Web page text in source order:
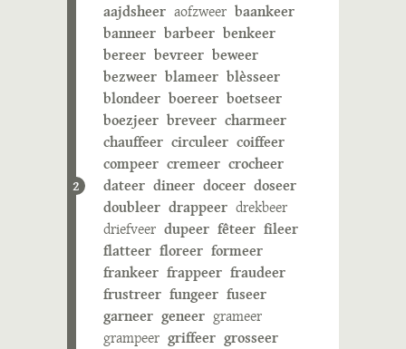
2
aajdsheer aofzweer baankeer
banneer barbeer benkeer
bereer bevreer beweer
bezweer blameer blèsseer
blondeer boereer boetseer
boezjeer breveer charmeer
chauffeer circuleer coiffeer
compeer cremeer crocheer
dateer dineer doceer doseer
doubleer drappeer drekbeer
driefveer dupeer fêteer fileer
flatteer floreer formeer
frankeer frappeer fraudeer
frustreer fungeer fuseer
garneer geneer grameer
grampeer griffeer grosseer